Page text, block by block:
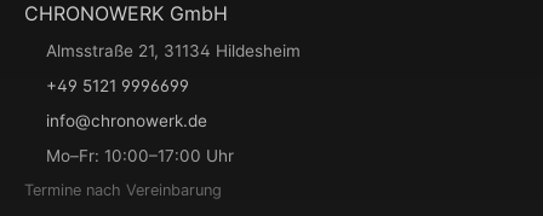
CHRONOWERK GmbH
Almsstraße 21, 31134 Hildesheim
+49 5121 9996699
info@chronowerk.de
Mo–Fr: 10:00–17:00 Uhr
Termine nach Vereinbarung